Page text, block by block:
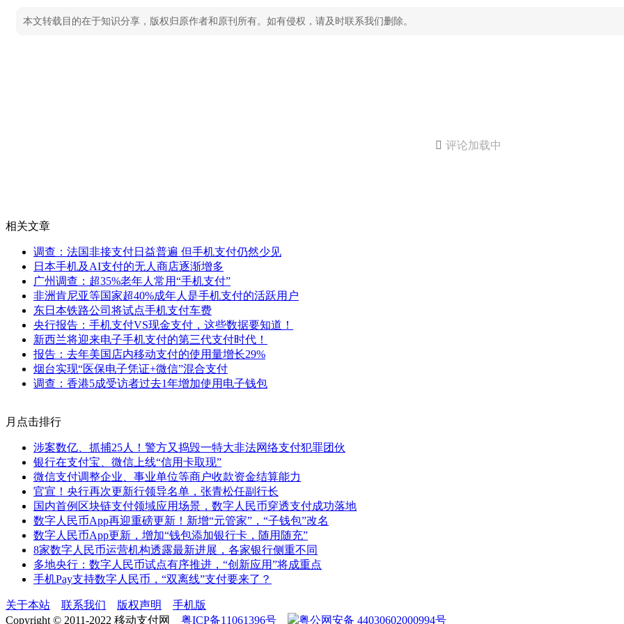
本文转载目的在于知识分享，版权归原作者和原刊所有。如有侵权，请及时联系我们删除。
 评论加载中
相关文章
调查：法国非接支付日益普遍 但手机支付仍然少见
日本手机及AI支付的无人商店逐渐增多
广州调查：超35%老年人常用“手机支付”
非洲肯尼亚等国家超40%成年人是手机支付的活跃用户
东日本铁路公司将试点手机支付车费
央行报告：手机支付VS现金支付，这些数据要知道！
新西兰将迎来电子手机支付的第三代支付时代！
报告：去年美国店内移动支付的使用量增长29%
烟台实现“医保电子凭证+微信”混合支付
调查：香港5成受访者过去1年增加使用电子钱包
月点击排行
涉案数亿、抓捕25人！警方又捣毁一特大非法网络支付犯罪团伙
银行在支付宝、微信上线“信用卡取现”
微信支付调整企业、事业单位等商户收款资金结算能力
官宣！央行再次更新行领导名单，张青松任副行长
国内首例区块链支付领域应用场景，数字人民币穿透支付成功落地
数字人民币App再迎重磅更新！新增“元管家”，“子钱包”改名
数字人民币App更新，增加“钱包添加银行卡，随用随充”
8家数字人民币运营机构透露最新进展，各家银行侧重不同
多地央行：数字人民币试点有序推进，“创新应用”将成重点
手机Pay支持数字人民币，“双离线”支付要来了？
关于本站 联系我们 版权声明
手机版
Copyright © 2011-2022 移动支付网 粤ICP备11061396号 粤公网安备 44030602000994号